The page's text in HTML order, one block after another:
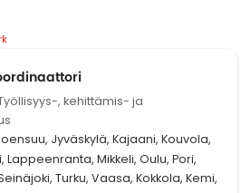
, kehittämis- ja
Jyväskylä, Kajaani, Kouvola,
Lappeenranta, Mikkeli, Oulu, Pori,
Turku, Vaasa, Kokkola, Kemi,